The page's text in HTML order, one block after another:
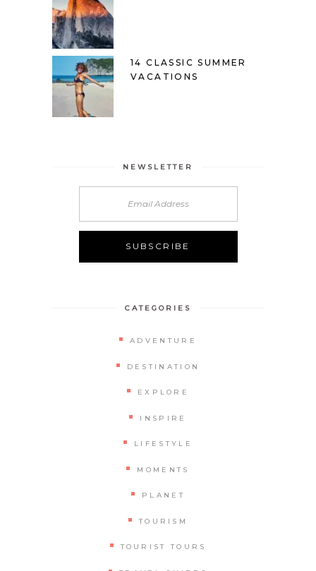
14 CLASSIC SUMMER
VACATIONS
NEWSLETTER
CATEGORIES
ADVENTURE
DESTINATION
EXPLORE
INSPIRE
LIFESTYLE
MOMENTS
PLANET
TOURISM
TOURIST TOURS